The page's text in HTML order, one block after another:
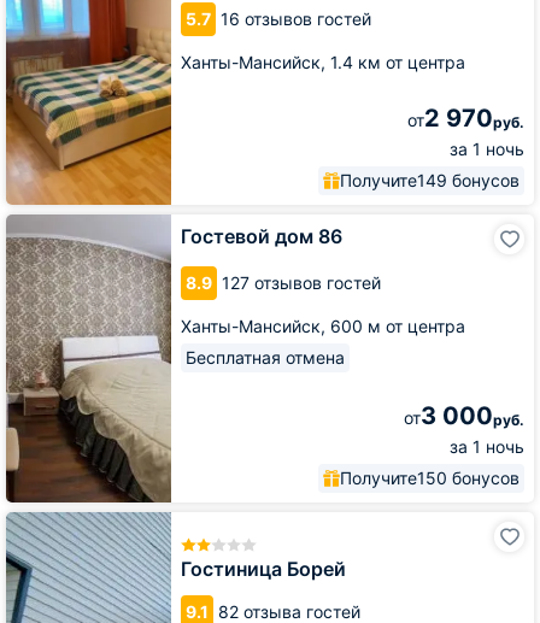
5.7 16 отзывов гостей
Ханты-Мансийск, 1.4 км от центра
от2 970руб.
за 1 ночь
Получите149 бонусов
Энгельса
Гостевой дом 86
8.9 127 отзывов гостей
Ханты-Мансийск, 600 м от центра
Бесплатная отмена
от3 000руб.
за 1 ночь
Получите150 бонусов
Гостевой
дом
86
Гостиница Борей
9.1 82 отзыва гостей
Гостиница
Борей